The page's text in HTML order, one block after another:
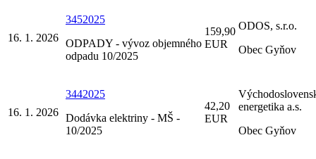
16. 1. 2026
3452025
ODPADY - vývoz objemného
odpadu 10/2025
159,90
EUR
ODOS, s.r.o.
Obec Gyňov
16. 1. 2026
3442025
Dodávka elektriny - MŠ -
10/2025
42,20
EUR
energetika a.s.
Obec Gyňov